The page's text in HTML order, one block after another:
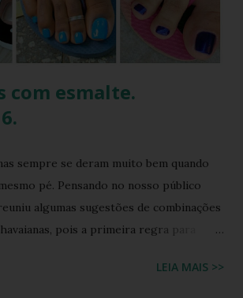
top e uma minissaia, não era apenas
uma escultura de pedrarias
com esmalte.
sempre se deram muito bem quando
pé. Pensando no nosso público
algumas sugestões de combinações
pois a primeira regra para
NOS ACERVOS DO BLOGLEIA MAIS >>